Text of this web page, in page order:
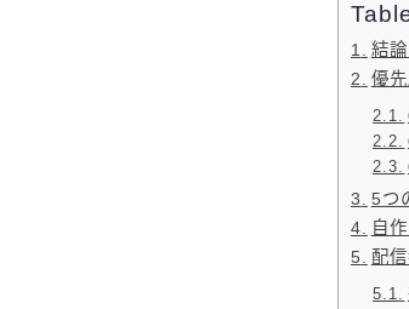
結
優
5つ
自
配